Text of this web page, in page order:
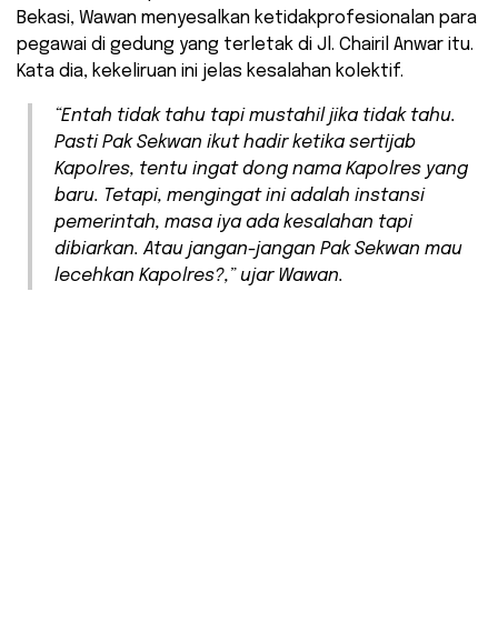
Bekasi, Wawan menyesalkan ketidakprofesionalan para
pegawai di gedung yang terletak di Jl. Chairil Anwar itu.
Kata dia, kekeliruan ini jelas kesalahan kolektif.
“Entah tidak tahu tapi mustahil jika tidak tahu.
Pasti Pak Sekwan ikut hadir ketika sertijab
Kapolres, tentu ingat dong nama Kapolres yang
baru. Tetapi, mengingat ini adalah instansi
pemerintah, masa iya ada kesalahan tapi
dibiarkan. Atau jangan-jangan Pak Sekwan mau
lecehkan Kapolres?,” ujar Wawan.